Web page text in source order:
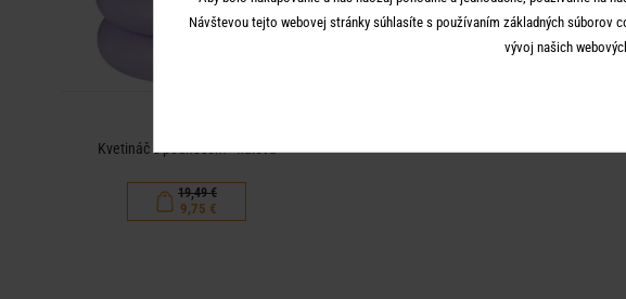
Kvetináč s podnosom - fialová
19,49 €
9,75 €
Návštevou tejto webovej stránky súhlasíte s používaním základných
vývoj našich